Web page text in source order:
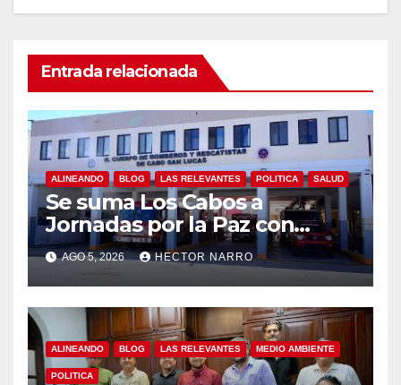
Entrada relacionada
ALINEANDO BLOG LAS RELEVANTES POLITICA SALUD
Se suma Los Cabos a
Jornadas por la Paz con
capacitación en primeros
auxilios para jóvenes
AGO 5, 2026 HECTOR NARRO
ALINEANDO BLOG LAS RELEVANTES MEDIO AMBIENTE
POLITICA